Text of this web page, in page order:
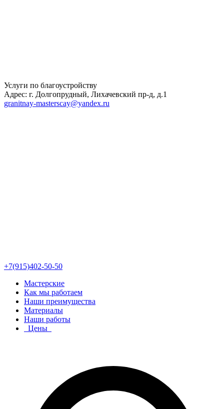
Услуги по благоустройству
Адрес: г. Долгопрудный, Лихачевский пр-д, д.1
granitnay-masterscay@yandex.ru
+7(915)402-50-50
Мастерские
Как мы работаем
Наши преимущества
Материалы
Наши работы
Цены